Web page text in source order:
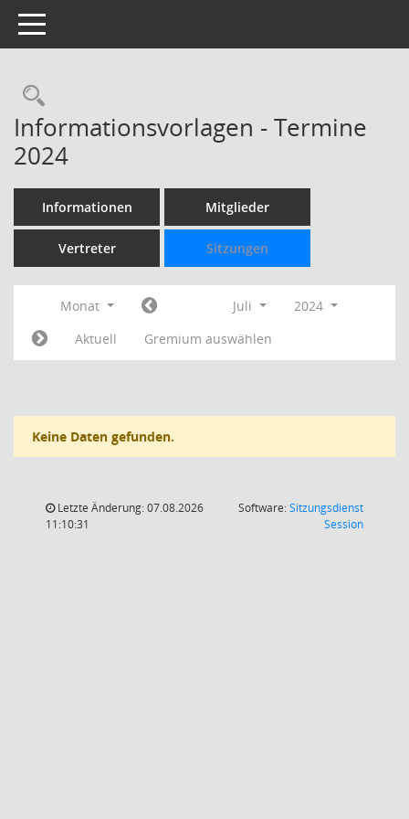
Toggle navigation
Rechercheauswahl
Informationsvorlagen - Termine
2024
Informationen Mitglieder
Vertreter Sitzungen
Monat Juli
2024
Aktuell
Gremium auswählen
Keine Daten gefunden.
Letzte Änderung: 07.08.2026
11:10:31
Software:Sitzungsdienst
Session(Wird in